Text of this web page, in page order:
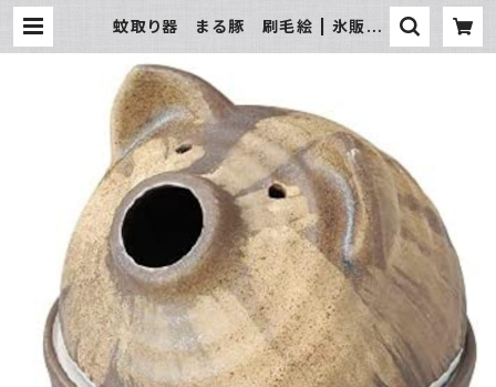
蚊取り器 まる豚 刷毛絵 | 氷販売